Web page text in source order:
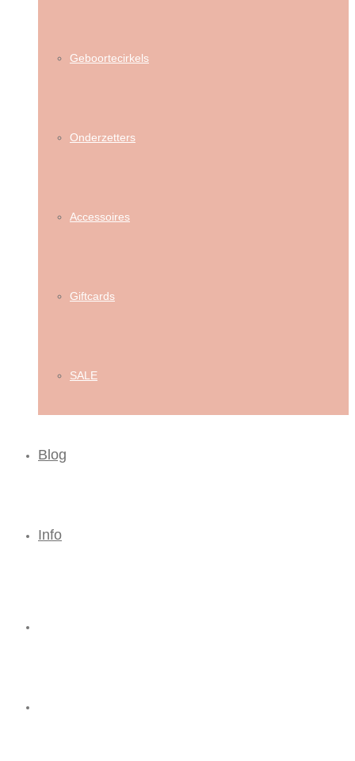
Geboortecirkels
Onderzetters
Accessoires
Giftcards
SALE
Blog
Info